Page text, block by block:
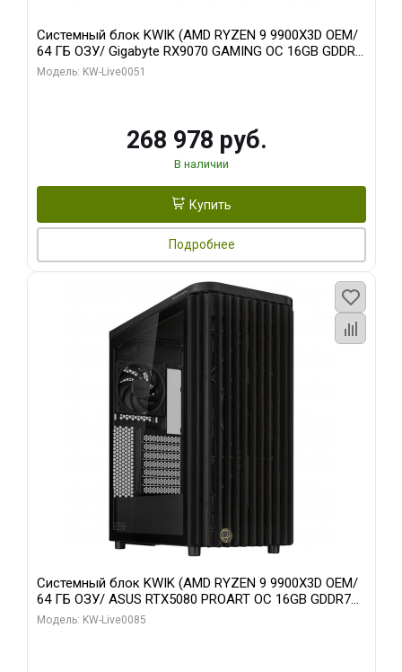
Системный блок KWIK (AMD RYZEN 9 9900X3D OEM/
64 ГБ ОЗУ/ Gigabyte RX9070 GAMING OC 16GB GDDR6
256bit 2xDP 2xH/ 960 ГБ SSD)
Модель: KW-Live0051
268 978 руб.
В наличии
Купить
Подробнее
Системный блок KWIK (AMD RYZEN 9 9900X3D OEM/
64 ГБ ОЗУ/ ASUS RTX5080 PROART OC 16GB GDDR7
256bit Type-C DP 2/ 960 ГБ SSD)
Модель: KW-Live0085